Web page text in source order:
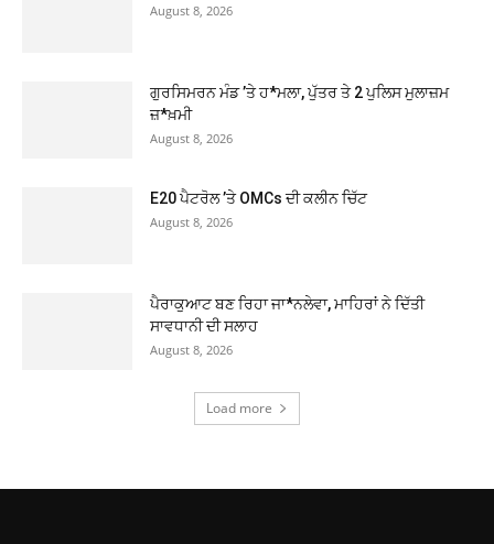
August 8, 2026
ਗੁਰਸਿਮਰਨ ਮੰਡ ’ਤੇ ਹ*ਮਲਾ, ਪੁੱਤਰ ਤੇ 2 ਪੁਲਿਸ ਮੁਲਾਜ਼ਮ
ਜ਼*ਖ਼ਮੀ
August 8, 2026
E20 ਪੈਟਰੋਲ ’ਤੇ OMCs ਦੀ ਕਲੀਨ ਚਿੱਟ
August 8, 2026
ਪੈਰਾਕੁਆਟ ਬਣ ਰਿਹਾ ਜਾ*ਨਲੇਵਾ, ਮਾਹਿਰਾਂ ਨੇ ਦਿੱਤੀ
ਸਾਵਧਾਨੀ ਦੀ ਸਲਾਹ
August 8, 2026
Load more